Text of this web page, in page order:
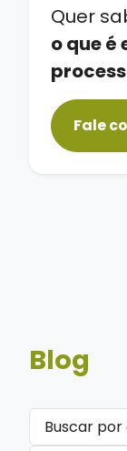
Quer
o que é
Fale
Blog